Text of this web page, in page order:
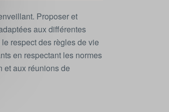
Proposer et
aux différentes
le respect des règles de vie
en respectant les normes
et aux réunions de